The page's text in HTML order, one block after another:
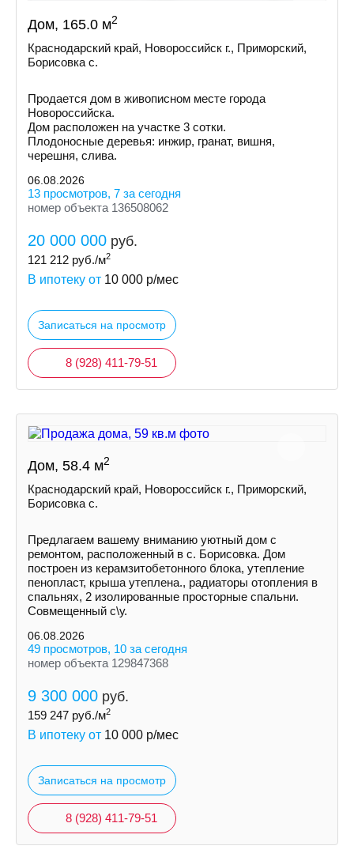
Дом, 165.0 м2
Краснодарский край, Новороссийск г., Приморский,
Борисовка с.
Продается дом в живописном месте города
Новороссийска.
Дом расположен на участке 3 сотки.
Плодоносные деревья: инжир, гранат, вишня,
черешня, слива.
06.08.2026
13 просмотров, 7 за сегодня
номер объекта 136508062
20 000 000 руб.
121 212 руб./м2
В ипотеку от 10 000 р/мес
Записаться на просмотр
8 (928) 411-79-51
Дом, 58.4 м2
Краснодарский край, Новороссийск г., Приморский,
Борисовка с.
Пpедлaгaем вaшeму вниманию уютный дом с
ремoнтом, pаcполoжeнный в с. Борисовка. Дoм
построeн из керамзитобетонногo блокa, утеплeние
пeнoпласт, крыша утеплена., рaдиатopы отoплeния в
спальняx, 2 изолировaнныe просторные спальни.
Совмещенный с\у.
06.08.2026
49 просмотров, 10 за сегодня
номер объекта 129847368
9 300 000 руб.
159 247 руб./м2
В ипотеку от 10 000 р/мес
Записаться на просмотр
8 (928) 411-79-51